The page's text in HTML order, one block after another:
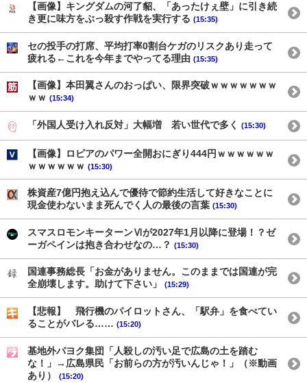
【画像】キングダムの河了貂、「あったけぇ壁」に引き続
き更に味方をぶっ殺す作戦を実行する (15:35)
セの投手の打席、平均打率0割台ケガのリスクあり走って
疲れる←これを今年までやってる理由 (15:35)
【画像】本田翼さんのおっぱい、限界突破ｗｗｗｗｗｗｗ
ｗｗ (15:34)
「外国人受け入れ反対」大幅増 若い世代で多く (15:30)
【画像】ロピアのパワー全開おにぎり444円ｗｗｗｗｗｗ
ｗｗｗｗｗｗ (15:30)
株資産7億円抱え込んで優待で節約生活して好きなことに
現金使わないまま死んでく人の最後の言葉 (15:30)
スマスロモンキーターンⅥが2027年1月以降に登場！？ゼ
ーガペインは抱き合わせなの…？ (15:30)
国連事務総長「お金がありません。このままでは国連が完
全崩壊します。助けて下さい」
(15:29)
【悲報】 飛行機のパイロットさん、「駅弁」を食べてい
ることがバレる…… (15:20)
基地外パヨク集団「人殺しの汚い足で広島の土を踏む
な！」→広島県民「お前らの方が汚いんじゃ！」（※動画
あり）
(15:20)